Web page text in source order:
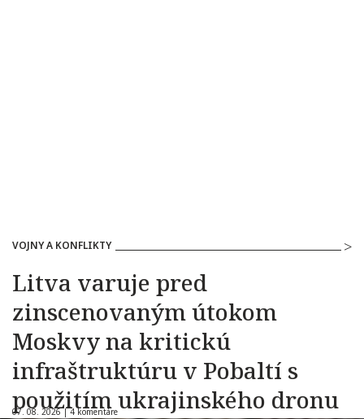
VOJNY A KONFLIKTY
Litva varuje pred
zinscenovaným útokom
Moskvy na kritickú
infraštruktúru v Pobaltí s
použitím ukrajinského dronu
07. 08. 2026 |4 komentáre